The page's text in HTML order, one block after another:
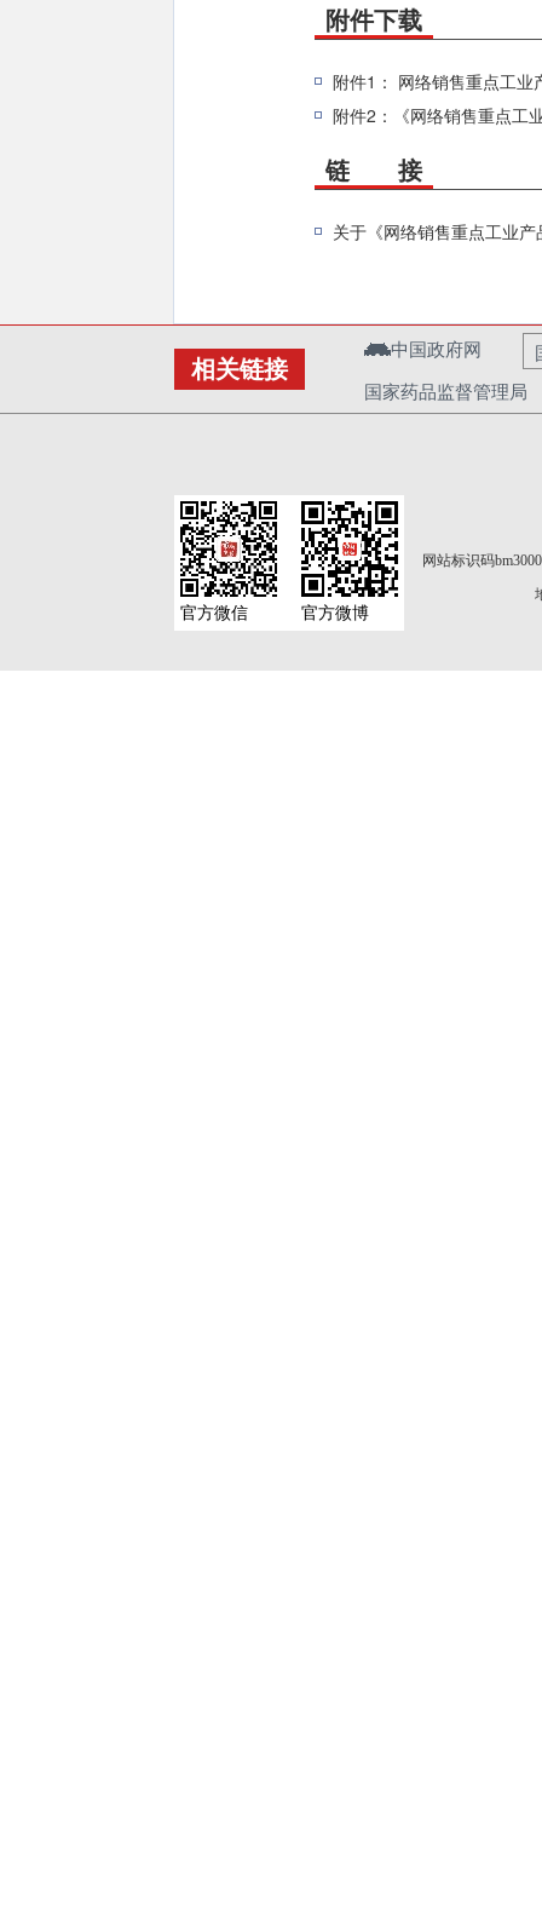
附件下载
附件1： 网络销售重点工
附件2：《网络销售重点工
链 接
关于《网络销售重点工业
相关链接
中国政府网
国家药品监督管理局
网站标识码
官方微信 官方微博